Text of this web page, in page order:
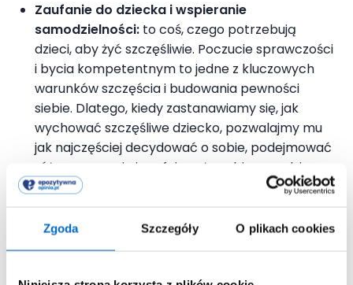
Zgoda Szczegóły O plikach cookies
Zaufanie do dziecka i wspieranie
samodzielności: to coś, czego potrzebują
dzieci, aby żyć szczęśliwie. Poczucie sprawczości
i bycia kompetentnym to jedne z kluczowych
warunków szczęścia i budowania pewności
siebie. Dlatego, kiedy zastanawiamy się, jak
wychować szczęśliwe dziecko, pozwalajmy mu
jak najczęściej decydować o sobie, podejmować
różne wyzwania i zaufajmy, że sobie poradzi.